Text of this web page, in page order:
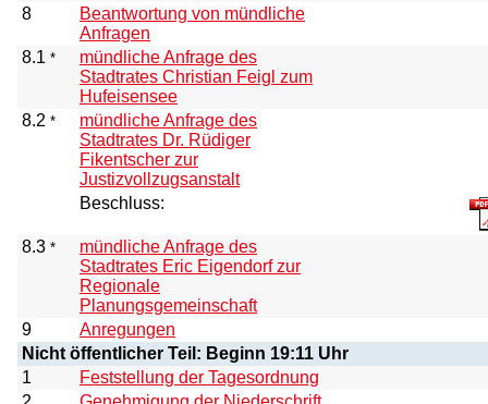
8
Beantwortung von mündliche
Anfragen
8.1 *
mündliche Anfrage des
Stadtrates Christian Feigl zum
Hufeisensee
8.2 *
mündliche Anfrage des
Stadtrates Dr. Rüdiger
Fikentscher zur
Justizvollzugsanstalt
Beschluss:
8.3 *
mündliche Anfrage des
Stadtrates Eric Eigendorf zur
Regionale
Planungsgemeinschaft
9
Anregungen
Nicht öffentlicher Teil: Beginn 19:11 Uhr
1
Feststellung der Tagesordnung